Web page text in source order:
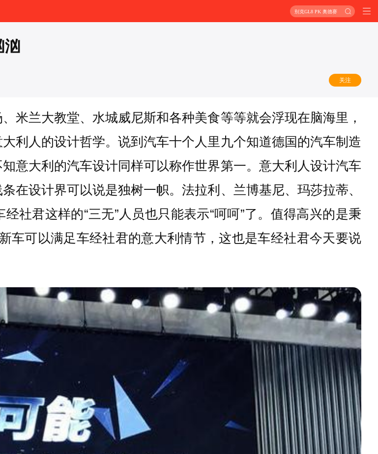
别克GL8 PK 奥德赛
汹
关注
米兰大教堂、水城威尼斯和各种美食等等就会浮现在脑海里，
利人的设计哲学。说到汽车十个人里九个知道德国的汽车制造
意大利的汽车设计同样可以称作世界第一。意大利人设计汽车
在设计界可以说是独树一帜。法拉利、兰博基尼、玛莎拉蒂、
社君这样的“三无”人员也只能表示“呵呵”了。值得高兴的是秉
车可以满足车经社君的意大利情节，这也是车经社君今天要说